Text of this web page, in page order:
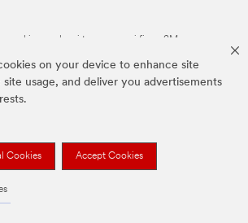
on your device to enhance site
site usage, and deliver you advertisements
Cookies Accept Cookies
marki są znakami towarowymi firmy 3M.